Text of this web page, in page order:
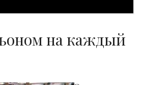
на каждый